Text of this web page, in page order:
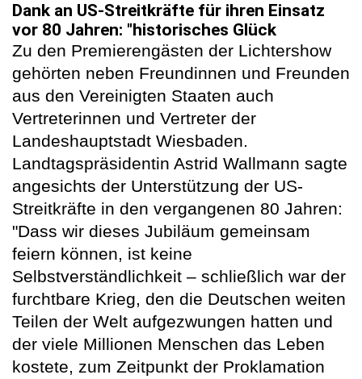
Dank an US-Streitkräfte für ihren Einsatz
vor 80 Jahren: "historisches Glück
Zu den Premierengästen der Lichtershow
gehörten neben Freundinnen und Freunden
aus den Vereinigten Staaten auch
Vertreterinnen und Vertreter der
Landeshauptstadt Wiesbaden.
Landtagspräsidentin Astrid Wallmann sagte
angesichts der Unterstützung der US-
Streitkräfte in den vergangenen 80 Jahren:
"Dass wir dieses Jubiläum gemeinsam
feiern können, ist keine
Selbstverständlichkeit – schließlich war der
furchtbare Krieg, den die Deutschen weiten
Teilen der Welt aufgezwungen hatten und
der viele Millionen Menschen das Leben
kostete, zum Zeitpunkt der Proklamation